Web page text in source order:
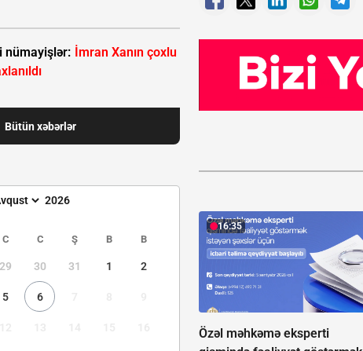
nümayişlər: İmran Xanın çoxlu
Bütün xəbərlər
C C Ş B B
29 30 31 1 2
5 6
16:35
Özəl məhkəmə eksperti